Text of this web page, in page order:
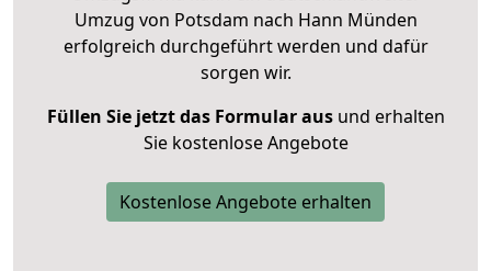
Umzug von Potsdam nach Hann Münden
erfolgreich durchgeführt werden und dafür
sorgen wir.
Füllen Sie jetzt das Formular ausund erhalten
Sie kostenlose Angebote
Kostenlose Angebote erhalten